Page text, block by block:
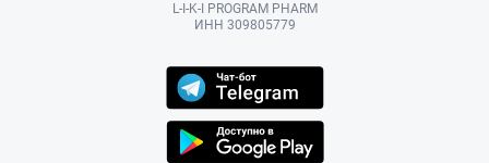
L-I-K-I PROGRAM PHARM
ИНН 309805779